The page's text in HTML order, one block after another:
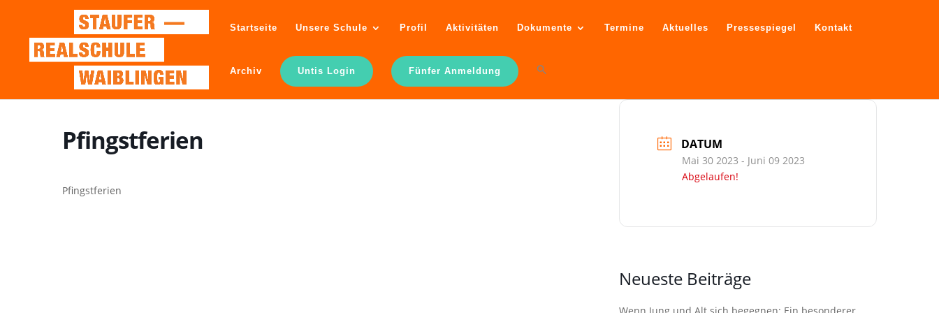
Startseite Unsere Schule Profil Aktivitäten Dokumente Termine Aktuelles Pressespiegel Kontakt
Archiv Untis Login Fünfer Anmeldung
Pfingstferien
Pfingstferien
DATUM
Mai 30 2023 - Juni 09 2023
Abgelaufen!
Neueste Beiträge